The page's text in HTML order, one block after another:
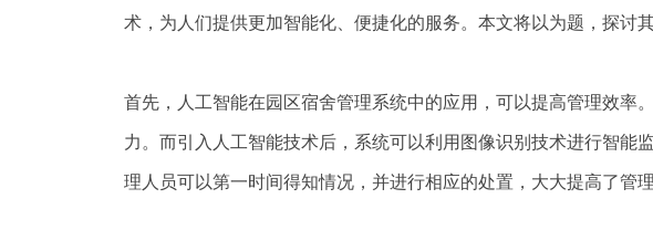
术，为人们提供更加智能化、便捷化的服务。本文将以为题，探讨
首先，人工智能在园区宿舍管理系统中的应用，可以提高管理效率
力。而引入人工智能技术后，系统可以利用图像识别技术进行智
理人员可以第一时间得知情况，并进行相应的处置，大大提高了管